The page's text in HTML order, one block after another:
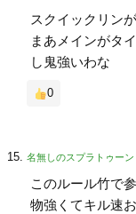
スクイックリン
まあメインがタ
し鬼強いわな
0
名無しのスプラトゥーン
このルール竹で
物強くてキル速